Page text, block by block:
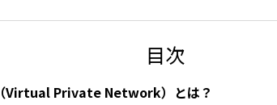
目次
Virtual Private Network）とは？